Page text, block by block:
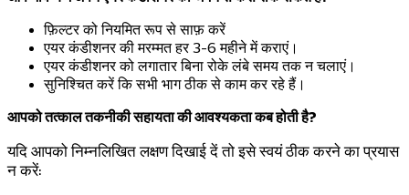
फ़िल्टर को नियमित रूप से साफ़ करें
एयर कंडीशनर की मरम्मत हर 3-6 महीने में कराएं।
एयर कंडीशनर को लगातार बिना रोके लंबे समय तक न चलाएं।
सुनिश्चित करें कि सभी भाग ठीक से काम कर रहे हैं।
आपको तत्काल तकनीकी सहायता की आवश्यकता कब होती है?
यदि आपको निम्नलिखित लक्षण दिखाई दें तो इसे स्वयं ठीक करने का प्रयास
न करें: